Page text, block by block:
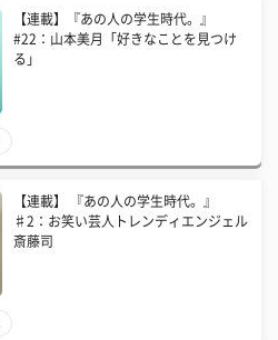
【連載】『あの人の学生時代。』
#22：山本美月「好きなことを見つけ
る」
【連載】 『あの人の学生時代。』
♯2：お笑い芸人トレンディエンジェル
斎藤司